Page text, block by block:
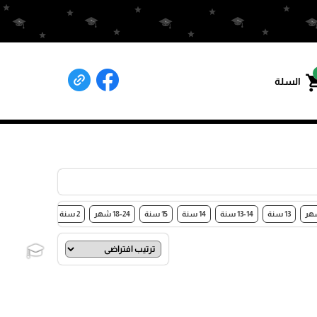
السلة
13 سنة 13-14 سنة 14 سنة 15 سنة 18-24 شهر 2 سنة